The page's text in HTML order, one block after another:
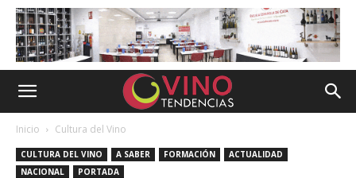
Inicio Cultura del Vino
CULTURA DEL VINO A SABER FORMACIÓN
ACTUALIDAD
NACIONAL
PORTADA